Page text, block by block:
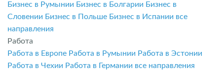
Бизнес в Румынии Бизнес в Болгарии Бизнес в
Словении Бизнес в Польше Бизнес в Испании все
направления
Работа
Работа в Европе Работа в Румынии Работа в Эстонии
Работа в Чехии Работа в Германии все направления